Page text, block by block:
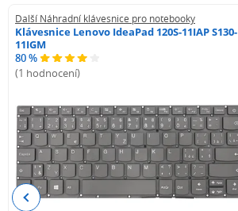
Další Náhradní klávesnice pro notebooky
Klávesnice Lenovo IdeaPad 120S-11IAP S130-
11IGM
80 %
(1 hodnocení)
Previous